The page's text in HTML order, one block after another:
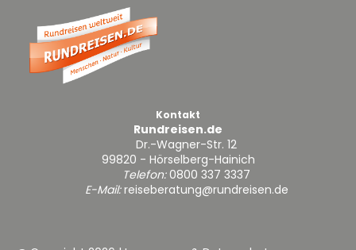
Kontakt
Rundreisen.de
Dr.-Wagner-Str. 12
99820 - Hörselberg-Hainich
Telefon:0800 337 3337
E-Mail:reiseberatung@rundreisen.de